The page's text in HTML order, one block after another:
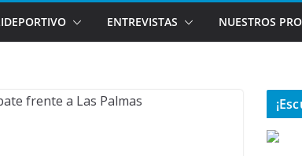
ENTREVISTAS NUESTROS